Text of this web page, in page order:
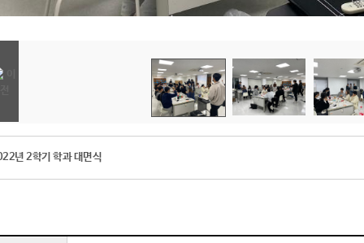
년 2학기 학과 대면식